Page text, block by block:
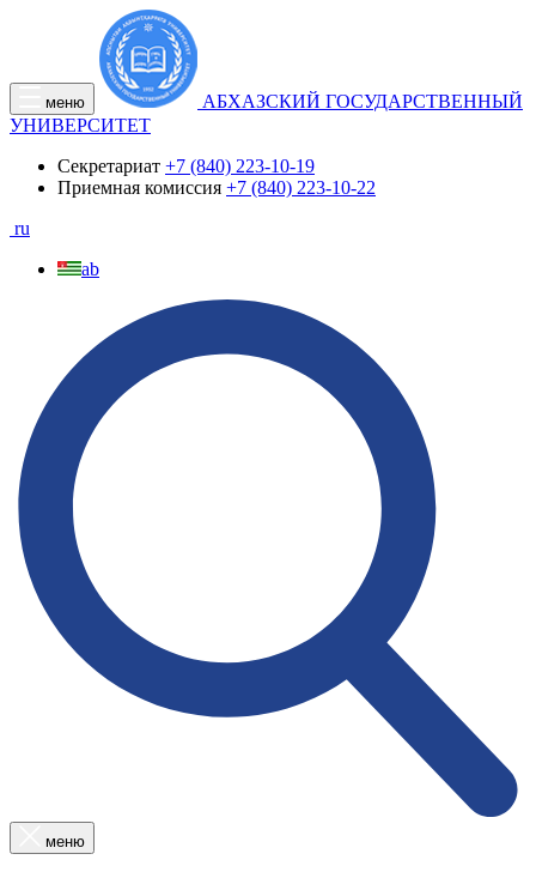
меню
АБХАЗСКИЙ ГОСУДАРСТВЕННЫЙ
УНИВЕРСИТЕТ
Секретариат +7 (840) 223-10-19
Приемная комиссия +7 (840) 223-10-22
ru
ab
меню